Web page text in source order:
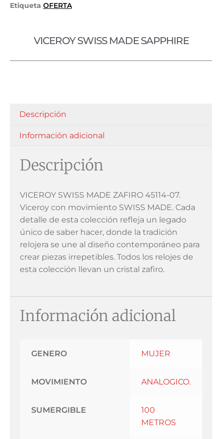
Etiqueta OFERTA
VICEROY SWISS MADE SAPPHIRE
Descripción
Información adicional
Descripción
VICEROY SWISS MADE ZAFIRO 45114-07.
Viceroy con movimiento SWISS MADE. Cada
detalle de esta colección refleja un legado
único de saber hacer, donde la tradición
relojera se une al diseño contemporáneo para
crear piezas irrepetibles. Todos los relojes de
esta colección llevan un cristal zafiro.
Información adicional
GENERO MUJER
MOVIMIENTO ANALOGICO.
SUMERGIBLE
100
METROS